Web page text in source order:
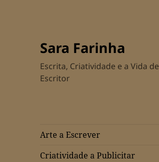
Sara Farinha
Escrita, Criatividade e a Vida de
Escritor
Arte a Escrever
Criatividade a Publicitar